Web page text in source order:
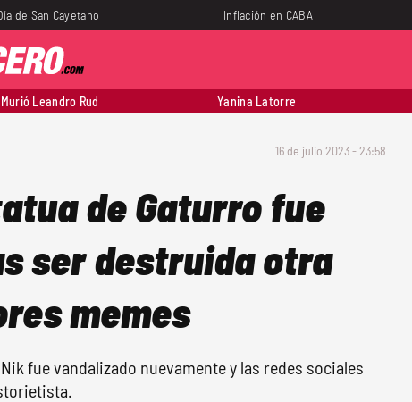
de San Cayetano Inflación en CABA
Murió Leandro Rud Yanina Latorre
16 de julio 2023 - 23:58
de Gaturro fue
ser destruida otra
memes
fue vandalizado nuevamente y las redes sociales